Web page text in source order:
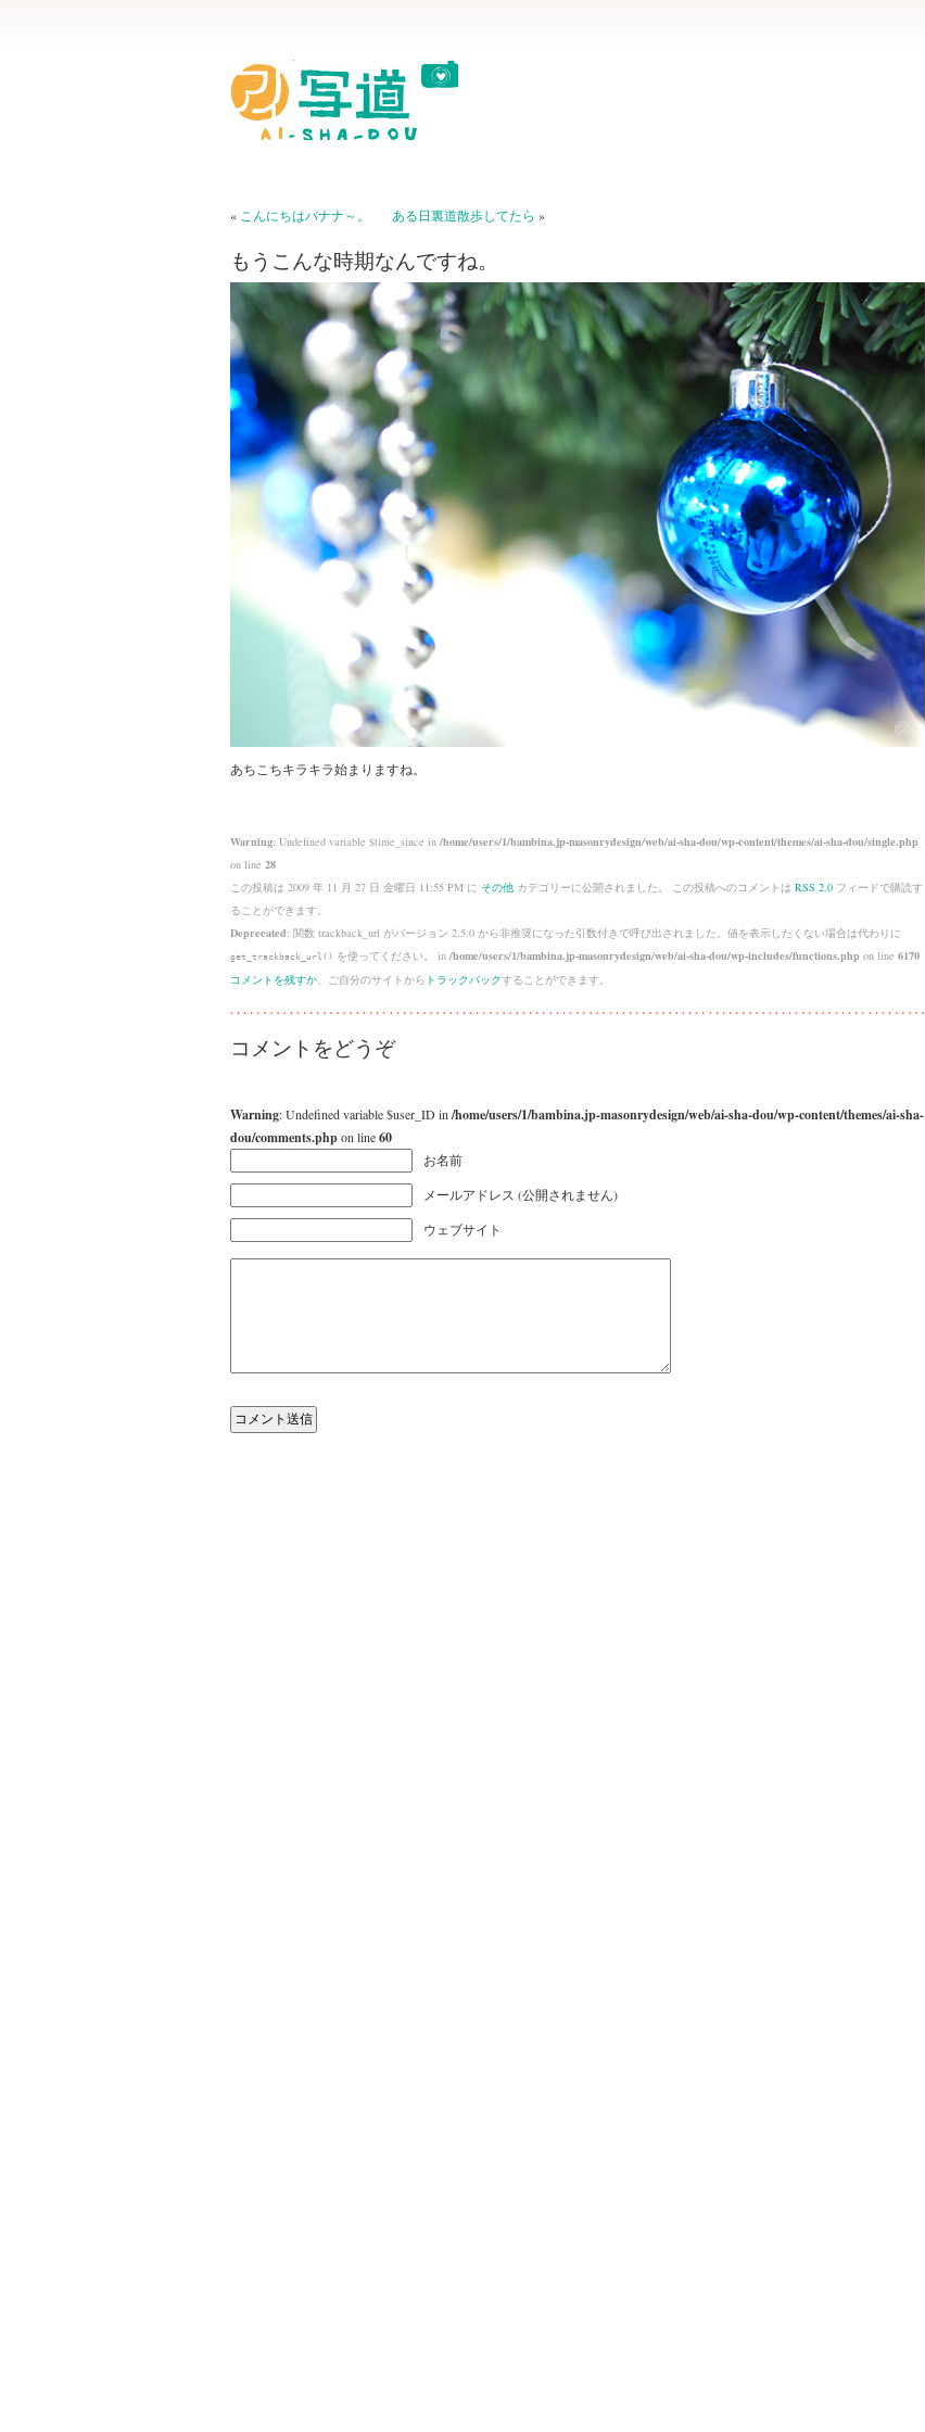
« こんにちはバナナ～。 ある日裏道散歩してたら »
もうこんな時期なんですね。
あちこちキラキラ始まりますね。
Warning: Undefined variable $time_since in /home/users/1/bambina.jp-masonrydesign/web/ai-sha-dou/wp-content/themes/ai-sha-dou/single.php
on line 28
この投稿は 2009 年 11 月 27 日 金曜日 11:55 PM に その他 カテゴリーに公開されました。 この投稿へのコメントは RSS 2.0 フィードで購読す
ることができます。
Deprecated: 関数 trackback_url がバージョン 2.5.0 から非推奨になった引数付きで呼び出されました。値を表示したくない場合は代わりに
get_trackback_url() を使ってください。 in /home/users/1/bambina.jp-masonrydesign/web/ai-sha-dou/wp-includes/functions.php on line 6170
コメントを残すか、ご自分のサイトから トラックバックすることができます。
コメントをどうぞ
Warning: Undefined variable $user_ID in /home/users/1/bambina.jp-masonrydesign/web/ai-sha-dou/wp-content/themes/ai-sha-
dou/comments.phpon line60
お名前
メールアドレス (公開されません)
ウェブサイト